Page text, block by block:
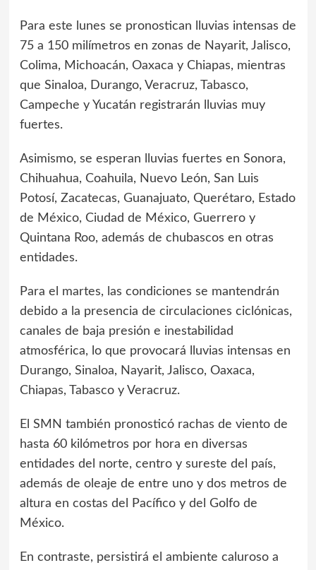
Para este lunes se pronostican lluvias intensas de
75 a 150 milímetros en zonas de Nayarit, Jalisco,
Colima, Michoacán, Oaxaca y Chiapas, mientras
que Sinaloa, Durango, Veracruz, Tabasco,
Campeche y Yucatán registrarán lluvias muy
fuertes.
Asimismo, se esperan lluvias fuertes en Sonora,
Chihuahua, Coahuila, Nuevo León, San Luis
Potosí, Zacatecas, Guanajuato, Querétaro, Estado
de México, Ciudad de México, Guerrero y
Quintana Roo, además de chubascos en otras
entidades.
Para el martes, las condiciones se mantendrán
debido a la presencia de circulaciones ciclónicas,
canales de baja presión e inestabilidad
atmosférica, lo que provocará lluvias intensas en
Durango, Sinaloa, Nayarit, Jalisco, Oaxaca,
Chiapas, Tabasco y Veracruz.
El SMN también pronosticó rachas de viento de
hasta 60 kilómetros por hora en diversas
entidades del norte, centro y sureste del país,
además de oleaje de entre uno y dos metros de
altura en costas del Pacífico y del Golfo de
México.
En contraste, persistirá el ambiente caluroso a